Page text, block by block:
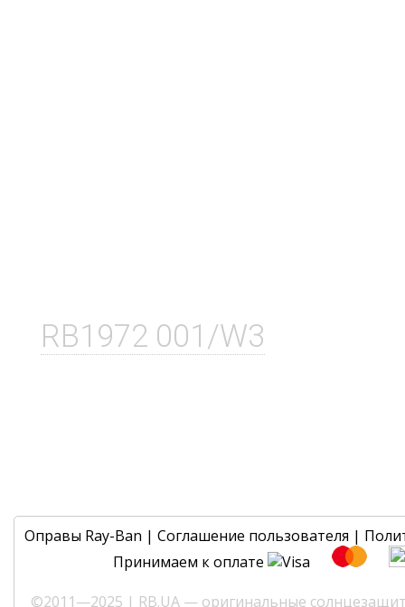
RB1972 001/W3
Оправы Ray-Ban | Соглашение пользователя |
Принимаем к оплате
©2011—2025 | RB.UA — оригинальные